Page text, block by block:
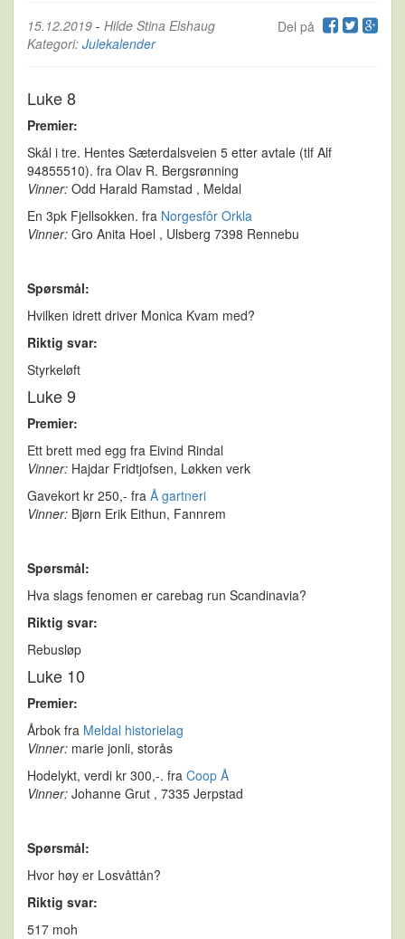
Del på
15.12.2019 - Hilde Stina Elshaug
Kategori: Julekalender
Luke 8
Premier:
Skål i tre. Hentes Sæterdalsveien 5 etter avtale (tlf Alf
94855510). fra Olav R. Bergsrønning
Vinner: Odd Harald Ramstad , Meldal
En 3pk Fjellsokken. fra Norgesfôr Orkla
Vinner: Gro Anita Hoel , Ulsberg 7398 Rennebu
Spørsmål:
Hvilken idrett driver Monica Kvam med?
Riktig svar:
Styrkeløft
Luke 9
Premier:
Ett brett med egg fra Eivind Rindal
Vinner: Hajdar Fridtjofsen, Løkken verk
Gavekort kr 250,- fra Å gartneri
Vinner: Bjørn Erik Eithun, Fannrem
Spørsmål:
Hva slags fenomen er carebag run Scandinavia?
Riktig svar:
Rebusløp
Luke 10
Premier:
Årbok fra Meldal historielag
Vinner: marie jonli, storås
Hodelykt, verdi kr 300,-. fra Coop Å
Vinner: Johanne Grut , 7335 Jerpstad
Spørsmål:
Hvor høy er Losvåttån?
Riktig svar:
517 moh